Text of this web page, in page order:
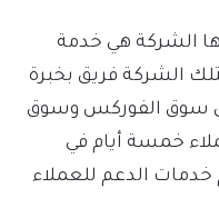
الشركة هي خدمة
الشركة فريق بخبرة
في سوق الفوركس وسوق
خمسة أيام في
خدمات الدعم للعملاء